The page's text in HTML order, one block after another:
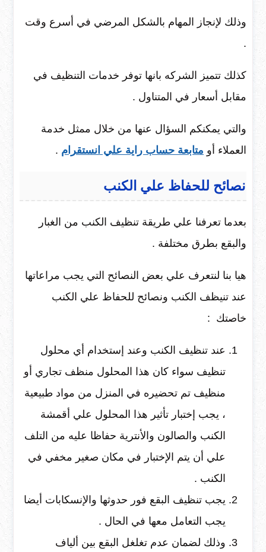
وذلك لإنجاز المهام بالشكل المرضي في أسرع وقت
.
كذلك تتميز الشركه بانها توفر خدمات التنظيف في
مقابل أسعار في المتناول .
والتي يمكنكم السؤال عنها من خلال ممثل خدمة
العملاء أو متابعة حساب راية علي انستقرام .
نصائح للحفاظ علي الكنب
بعدما تعرفنا علي طريقة تنظيف الكنب من الغبار
والبقع بطرق مختلفة .
هيا بنا لنتعرف علي بعض النصائح التي يجب مراعاتها
عند تنيظف الكنب ونصائح للحفاظ علي الكنب
خاصتك :
عند تنظيف الكنب وعند إستخدام أي محلول
تنظيف سواء كان هذا المحلول منظف تجاري أو
منظيف تم تحضيره في المنزل من مواد طبيعية
، يجب إختبار تأثير هذا المحلول علي أقمشة
الكنب والصالون والأنترية حفاظا عليه من التلف
علي أن يتم الإختبار في مكان صغير مخفي في
الكنب .
يجب تنظيف البقع فور حدوثها والإنسكابات أيضا
يجب التعامل معها في الحال .
وذلك لضمان عدم تغلغل البقع بين ألياف